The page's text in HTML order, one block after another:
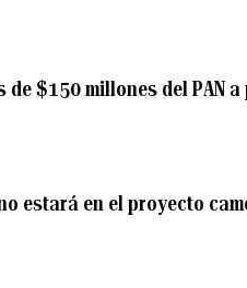
$150 millones del PAN
estará en el proyecto